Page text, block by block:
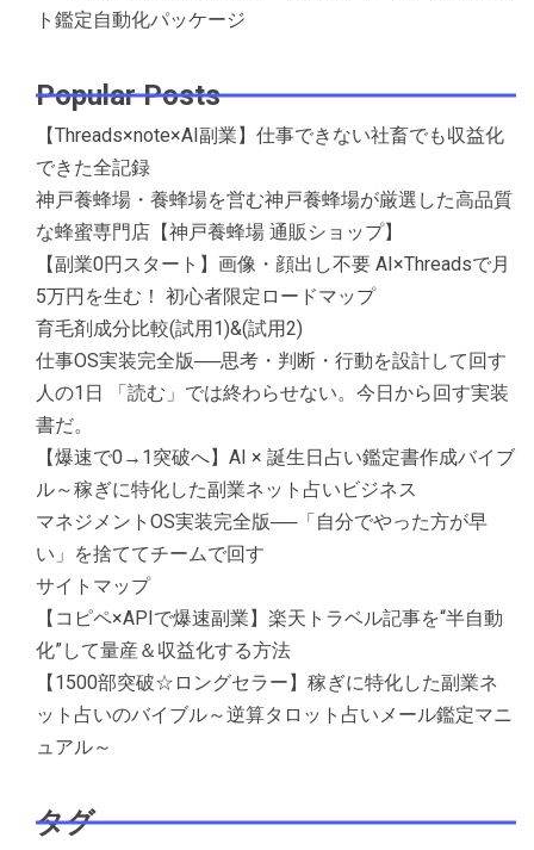
ト鑑定自動化パッケージ
Popular Posts
【Threads×note×AI副業】仕事できない社畜でも収益化
できた全記録
神戸養蜂場・養蜂場を営む神戸養蜂場が厳選した高品質
な蜂蜜専門店【神戸養蜂場 通販ショップ】
【副業0円スタート】画像・顔出し不要 AI×Threadsで月
5万円を生む！ 初心者限定ロードマップ
育毛剤成分比較(試用1)&(試用2)
仕事OS実装完全版──思考・判断・行動を設計して回す
人の1日 「読む」では終わらせない。今日から回す実装
書だ。
【爆速で0→1突破へ】AI × 誕生日占い鑑定書作成バイブ
ル～稼ぎに特化した副業ネット占いビジネス
マネジメントOS実装完全版──「自分でやった方が早
い」を捨ててチームで回す
サイトマップ
【コピペ×APIで爆速副業】楽天トラベル記事を“半自動
化”して量産＆収益化する方法
【1500部突破☆ロングセラー】稼ぎに特化した副業ネ
ット占いのバイブル～逆算タロット占いメール鑑定マニ
ュアル～
タグ